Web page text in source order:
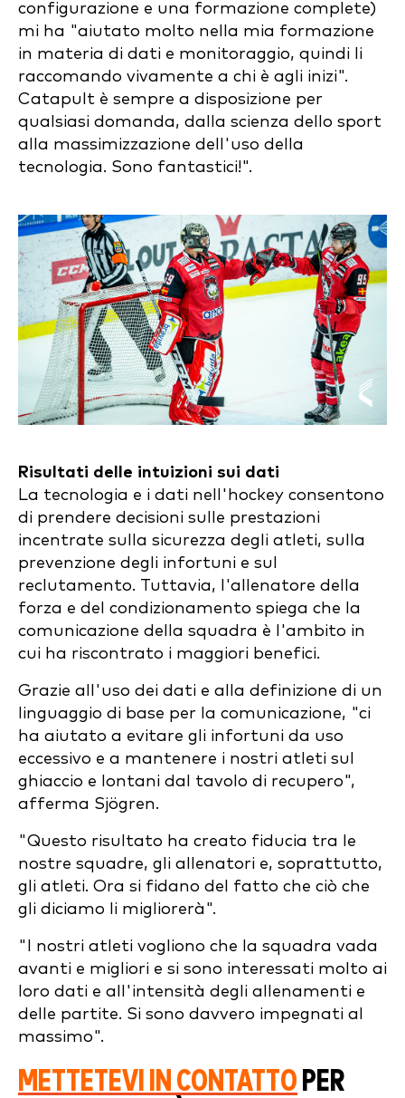
configurazione e una formazione complete)
mi ha "aiutato molto nella mia formazione
in materia di dati e monitoraggio, quindi li
raccomando vivamente a chi è agli inizi".
Catapult è sempre a disposizione per
qualsiasi domanda, dalla scienza dello sport
alla massimizzazione dell'uso della
tecnologia. Sono fantastici!".
Risultati delle intuizioni sui dati
La tecnologia e i dati nell'hockey consentono
di prendere decisioni sulle prestazioni
incentrate sulla sicurezza degli atleti, sulla
prevenzione degli infortuni e sul
reclutamento. Tuttavia, l'allenatore della
forza e del condizionamento spiega che la
comunicazione della squadra è l'ambito in
cui ha riscontrato i maggiori benefici.
Grazie all'uso dei dati e alla definizione di un
linguaggio di base per la comunicazione, "ci
ha aiutato a evitare gli infortuni da uso
eccessivo e a mantenere i nostri atleti sul
ghiaccio e lontani dal tavolo di recupero",
afferma Sjögren.
"Questo risultato ha creato fiducia tra le
nostre squadre, gli allenatori e, soprattutto,
gli atleti. Ora si fidano del fatto che ciò che
gli diciamo li migliorerà".
"I nostri atleti vogliono che la squadra vada
avanti e migliori e si sono interessati molto ai
loro dati e all'intensità degli allenamenti e
delle partite. Si sono davvero impegnati al
massimo".
METTETEVI IN CONTATTO PER